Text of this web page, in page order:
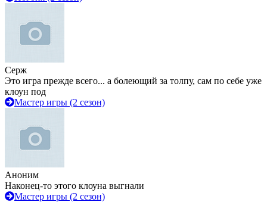
Серж
Это игра прежде всего... а болеющий за толпу, сам по себе уже
клоун под
Мастер игры (2 сезон)
Аноним
Наконец-то этого клоуна выгнали
Мастер игры (2 сезон)